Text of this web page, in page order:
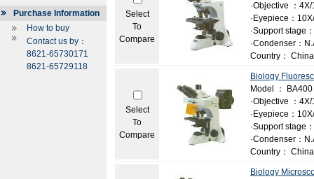
Purchase Information
How to buy
Contact us by：
8621-65730171
8621-65729118
Select
To
Compare
·Objective ：
·Eyepiece：
·Support stage
·Condenser：
Country： China
Select
To
Compare
Biology
Model ：
·Objective ：
·Eyepiece：
·Support stage
·Condenser：
Country： China
Biology